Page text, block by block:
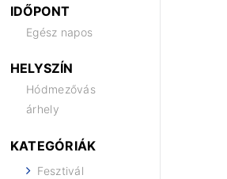
IDŐPONT
Egész napos
HELYSZÍN
Hódmezővás
árhely
KATEGÓRIÁK
Fesztivál